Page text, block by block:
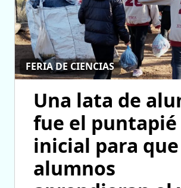
FERIA DE CIENCIAS
Una lata de
fue el puntapié
inicial para que
alumnos